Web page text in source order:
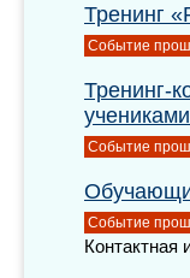
Тренинг
Событие
Тренинг-
Событие
Событие
Контактная